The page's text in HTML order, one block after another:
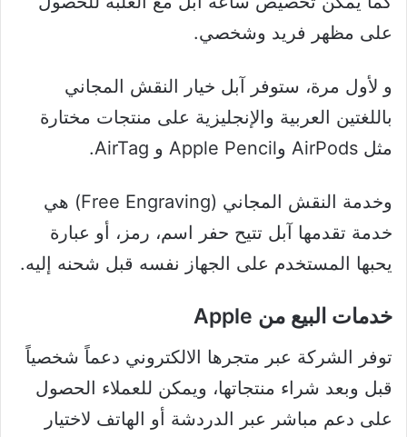
على مظهر فريد وشخصي.
و لأول مرة، ستوفر آبل خيار النقش المجاني
باللغتين العربية والإنجليزية على منتجات مختارة
مثل AirPods وApple Pencil و AirTag.
وخدمة النقش المجاني (Free Engraving) هي
خدمة تقدمها آبل تتيح حفر اسم، رمز، أو عبارة
يحبها المستخدم على الجهاز نفسه قبل شحنه إليه.
خدمات البيع من Apple
توفر الشركة عبر متجرها الالكتروني دعماً شخصياً
قبل وبعد شراء منتجاتها، ويمكن للعملاء الحصول
على دعم مباشر عبر الدردشة أو الهاتف لاختيار